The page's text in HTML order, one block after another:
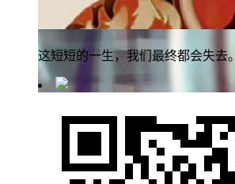
这短短的一生，我们最终都会失去。